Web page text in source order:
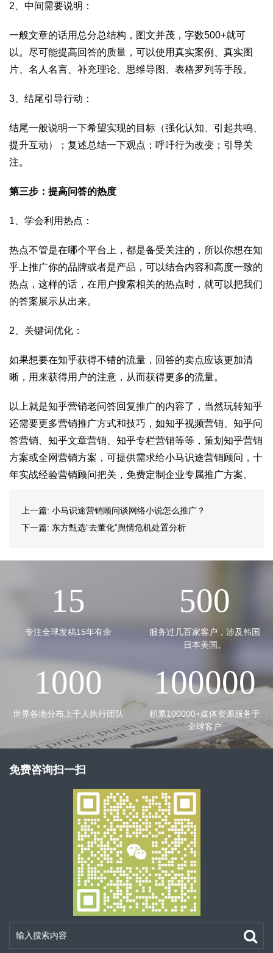
2、中间需要说明：
一般文章的话用总分总结构，图文并茂，字数500+就可
以。尽可能提高回答的质量，可以使用真实案例、真实图
片、名人名言、补充理论、思维导图、表格罗列等手段。
3、结尾引导行动：
结尾一般说明一下希望实现的目标（强化认知、引起共鸣、
提升互动）；复述总结一下观点；呼吁行为改变；引导关
注。
第三步：提高问答的热度
1、学会利用热点：
热点不管是在哪个平台上，都是备受关注的，所以你想在知
乎上推广你的品牌或者是产品，可以结合内容和高度一致的
热点，这样的话，在用户搜索相关的热点时，就可以把我们
的答案展示从出来。
2、关键词优化：
如果想要在知乎获得不错的流量，回答的卖点应该更加清
晰，用来获得用户的注意，从而获得更多的流量。
以上就是知乎营销老问答回复推广的内容了，当然玩转知乎
还需要更多营销推广方式和技巧，如知乎视频营销、知乎问
答营销、知乎文章营销、知乎专栏营销等等，策划知乎营销
方案或全网营销方案，可提供需求给小马识途营销顾问，十
年实战经验营销顾问把关，免费定制企业专属推广方案。
上一篇: 小马识途营销顾问谈网络小说怎么推广？
下一篇: 东方甄选“去董化”舆情危机处置分析
15
专注全球发稿15年有余
500
服务过几百家客户，涉及韩国
日本美国。
1000
世界各地分布上千人执行团队
100000
积累100000+媒体资源服务于
全球客户
免费咨询扫一扫